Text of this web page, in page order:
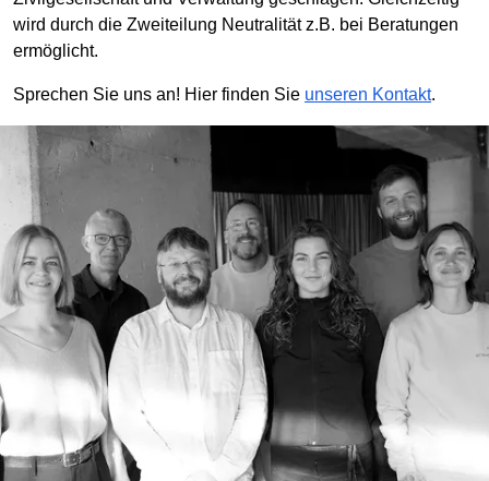
wird durch die Zweiteilung Neutralität z.B. bei Beratungen
ermöglicht.
Sprechen Sie uns an! Hier finden Sie unseren Kontakt.